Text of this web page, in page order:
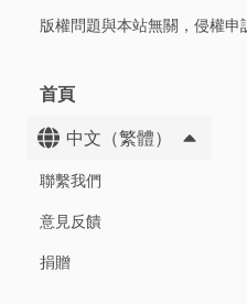
版權問題與本站無關，侵權申
首頁
中文（繁體）
聯繫我們
意見反饋
捐贈